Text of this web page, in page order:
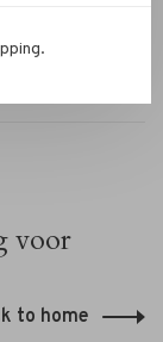
voor
to home